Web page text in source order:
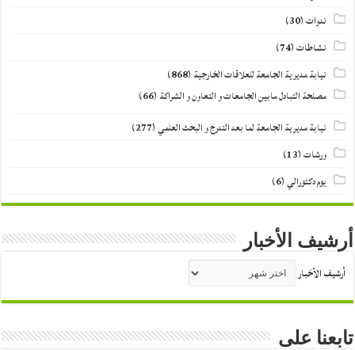
ندوات(30)
نشاطات(74)
نيابة مديرية الجامعة للعلاقات الخارجية (868)
مصلحة التبادل مابين الجامعات و التعاون و الشراكة (66)
نيابة مديرية الجامعة لما بعد التدرج و البحث العلمي(277)
ورشات(13)
يوم دكتورالي(6)
أرشيف الأخبار
أرشيف الأخبار
تابعنا على